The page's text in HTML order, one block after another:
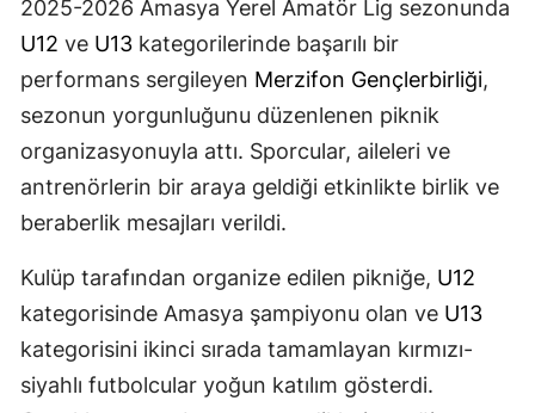
2025-2026 Amasya Yerel Amatör Lig sezonunda
U12 ve U13 kategorilerinde başarılı bir
performans sergileyen Merzifon Gençlerbirliği,
sezonun yorgunluğunu düzenlenen piknik
organizasyonuyla attı. Sporcular, aileleri ve
antrenörlerin bir araya geldiği etkinlikte birlik ve
beraberlik mesajları verildi.
Kulüp tarafından organize edilen pikniğe, U12
kategorisinde Amasya şampiyonu olan ve U13
kategorisini ikinci sırada tamamlayan kırmızı-
siyahlı futbolcular yoğun katılım gösterdi.